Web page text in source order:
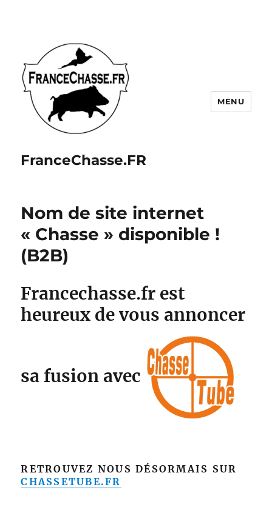
FranceChasse.FR
MENU
Nom de site internet
« Chasse » disponible !
(B2B)
Francechasse.fr est
heureux de vous annoncer
sa fusion avec
RETROUVEZ NOUS DÉSORMAIS SUR
CHASSETUBE.FR